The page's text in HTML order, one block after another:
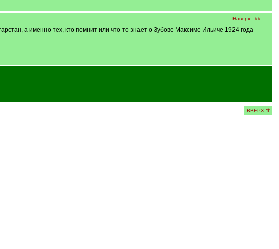
Наверх ##
а именно тех, кто помнит или что-то знает о Зубове Максиме Ильиче 1924 года
ВВЕРХ ⇈